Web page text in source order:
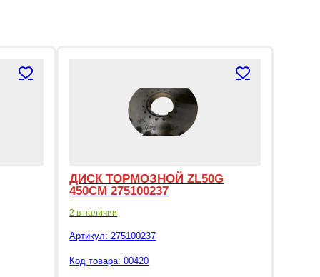
ДИСК ТОРМОЗНОЙ ZL50G
450СМ 275100237
2 в наличии
Артикул:275100237
Код товара: 00420